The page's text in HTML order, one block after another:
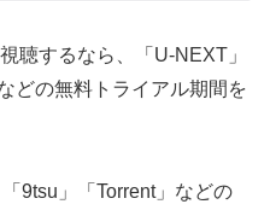
聴するなら、「U-NEXT」
どの無料トライアル期間を
9tsu」「Torrent」などの